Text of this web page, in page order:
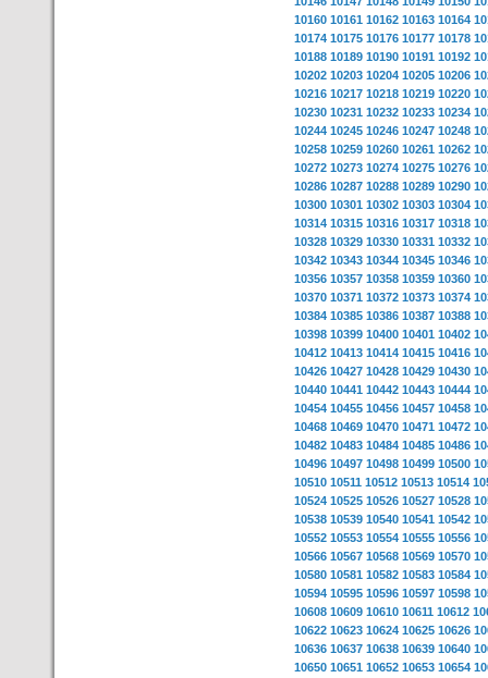
10160 10161 10162 10163 10164
10174 10175 10176 10177 10178
10188 10189 10190 10191 10192
10202 10203 10204 10205 10206
10216 10217 10218 10219 10220
10230 10231 10232 10233 10234
10244 10245 10246 10247 10248
10258 10259 10260 10261 10262
10272 10273 10274 10275 10276
10286 10287 10288 10289 10290
10300 10301 10302 10303 10304
10314 10315 10316 10317 10318
10328 10329 10330 10331 10332
10342 10343 10344 10345 10346
10356 10357 10358 10359 10360
10370 10371 10372 10373 10374
10384 10385 10386 10387 10388
10398 10399 10400 10401 10402
10412 10413 10414 10415 10416
10426 10427 10428 10429 10430
10440 10441 10442 10443 10444
10454 10455 10456 10457 10458
10468 10469 10470 10471 10472
10482 10483 10484 10485 10486
10496 10497 10498 10499 10500
10510 10511 10512 10513 10514
10524 10525 10526 10527 10528
10538 10539 10540 10541 10542
10552 10553 10554 10555 10556
10566 10567 10568 10569 10570
10580 10581 10582 10583 10584
10594 10595 10596 10597 10598
10608 10609 10610 10611 10612
10622 10623 10624 10625 10626
10636 10637 10638 10639 10640
10650 10651 10652 10653 10654